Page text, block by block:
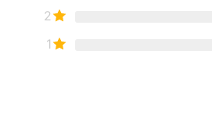
2
1